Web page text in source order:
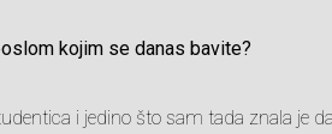
kojim se danas bavite?
i jedino što sam tada znala je